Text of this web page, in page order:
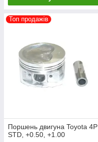
Топ продажів
Поршень двигуна Toyota 4P
STD, +0.50, +1.00